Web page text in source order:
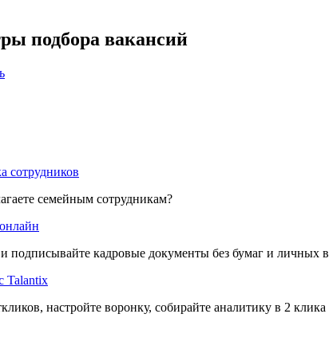
подбора вакансий
сотрудников
семейным сотрудникам?
подписывайте кадровые документы без бумаг и личных
Talantix
настройте воронку, собирайте аналитику в 2 клика